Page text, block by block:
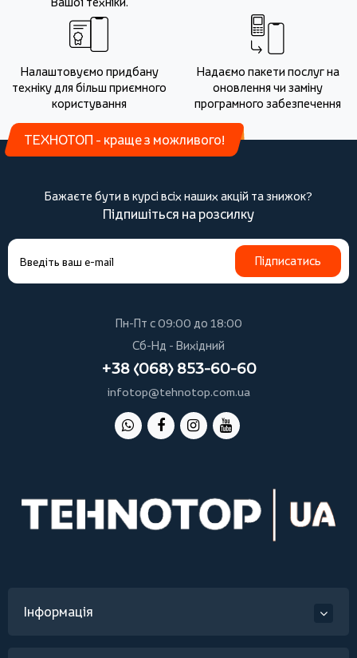
Налаштовуємо придбану
техніку для більш приємного
користування
Надаємо пакети послуг на
оновлення чи заміну
програмного забезпечення
ТЕХНОТОП - краще з можливого!
Бажаєте бути в курсі всіх наших акцій та знижок?
Підпишіться на розсилку
Підписатись
Пн-Пт с 09:00 до 18:00
Сб-Нд - Вихідний
+38 (068) 853-60-60
infotop@tehnotop.com.ua
Інформація